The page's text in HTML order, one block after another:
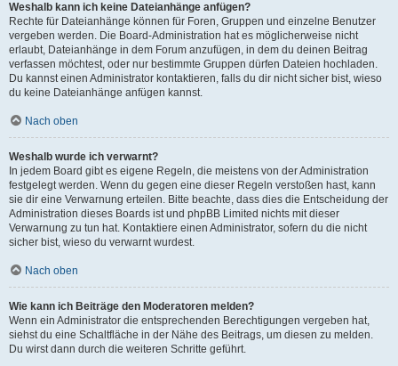
Weshalb kann ich keine Dateianhänge anfügen?
Rechte für Dateianhänge können für Foren, Gruppen und einzelne Benutzer
vergeben werden. Die Board-Administration hat es möglicherweise nicht
erlaubt, Dateianhänge in dem Forum anzufügen, in dem du deinen Beitrag
verfassen möchtest, oder nur bestimmte Gruppen dürfen Dateien hochladen.
Du kannst einen Administrator kontaktieren, falls du dir nicht sicher bist, wieso
du keine Dateianhänge anfügen kannst.
Nach oben
Weshalb wurde ich verwarnt?
In jedem Board gibt es eigene Regeln, die meistens von der Administration
festgelegt werden. Wenn du gegen eine dieser Regeln verstoßen hast, kann
sie dir eine Verwarnung erteilen. Bitte beachte, dass dies die Entscheidung der
Administration dieses Boards ist und phpBB Limited nichts mit dieser
Verwarnung zu tun hat. Kontaktiere einen Administrator, sofern du die nicht
sicher bist, wieso du verwarnt wurdest.
Nach oben
Wie kann ich Beiträge den Moderatoren melden?
Wenn ein Administrator die entsprechenden Berechtigungen vergeben hat,
siehst du eine Schaltfläche in der Nähe des Beitrags, um diesen zu melden.
Du wirst dann durch die weiteren Schritte geführt.